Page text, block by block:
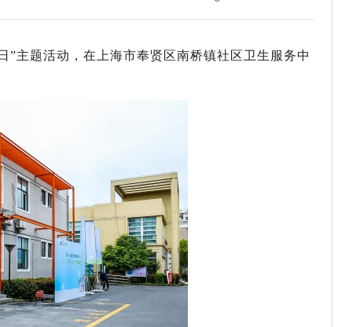
题活动，在上海市奉贤区南桥镇社区卫生服务中